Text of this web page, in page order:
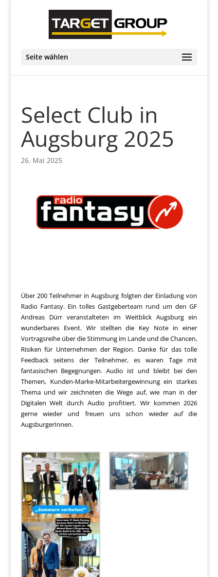
Seite wählen
Select Club in
Augsburg 2025
26. Mai 2025
Über 200 Teilnehmer in Augsburg folgten der Einladung von
Radio Fantasy. Ein tolles Gastgeberteam rund um den GF
Andreas Dürr veranstalteten im Weitblick Augsburg ein
wunderbares Event. Wir stellten die Key Note in einer
Vortragsreihe über die Stimmung im Lande und die Chancen,
Risiken für Unternehmen der Region. Danke für das tolle
Feedback seitens der Teilnehmer, es waren Tage mit
fantasischen Begegnungen. Audio ist und bleibt bei den
Themen, Kunden-Marke-Mitarbeitergewinnung ein starkes
Thema und wir zeichneten die Wege auf, wie man in der
Digitalen Welt durch Audio profitiert. Wir kommen 2026
gerne wieder und freuen uns schon wieder auf die
AugsburgerInnen.